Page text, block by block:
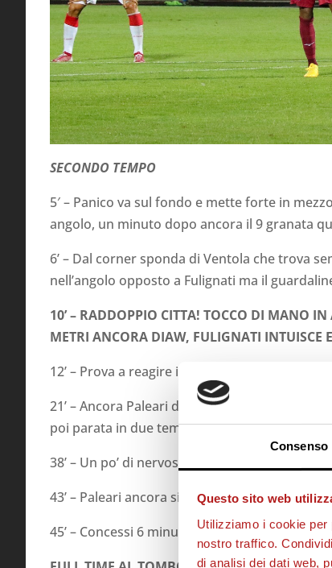
Consenso
Questo sito web
Utilizziamo i cookie
nostro traffico.
di analisi dei dati web,
SECONDO TEMPO
5′ – Panico va sul fondo e mette forte in
angolo, un minuto dopo ancora il 9 granata
6’ – Dal corner sponda di Ventola che trova
nell’angolo opposto a Fulignati ma il
10’ – RADDOPPIO CITTA! TOCCO DI MANO
METRI ANCORA DIAW, FULIGNATI INTUISCE
12’ – Prova a reagire il Perugia, colpo di
21’ – Ancora Paleari decisivo, Falzerano a tu
poi parata in due tempi!
38’ – Un po’ di nervosismo e qualche
43’ – Paleari ancora sicurissimo coi guantoni
45’ – Concessi 6 minuti di recupero!